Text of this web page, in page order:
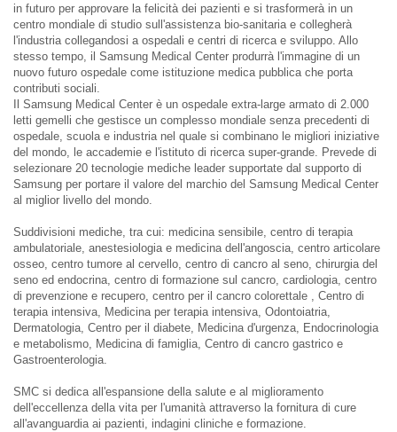
in futuro per approvare la felicità dei pazienti e si trasformerà in un
centro mondiale di studio sull'assistenza bio-sanitaria e collegherà
l'industria collegandosi a ospedali e centri di ricerca e sviluppo. Allo
stesso tempo, il Samsung Medical Center produrrà l'immagine di un
nuovo futuro ospedale come istituzione medica pubblica che porta
contributi sociali.
Il Samsung Medical Center è un ospedale extra-large armato di 2.000
letti gemelli che gestisce un complesso mondiale senza precedenti di
ospedale, scuola e industria nel quale si combinano le migliori iniziative
del mondo, le accademie e l'istituto di ricerca super-grande. Prevede di
selezionare 20 tecnologie mediche leader supportate dal supporto di
Samsung per portare il valore del marchio del Samsung Medical Center
al miglior livello del mondo.
Suddivisioni mediche, tra cui: medicina sensibile, centro di terapia
ambulatoriale, anestesiologia e medicina dell'angoscia, centro articolare
osseo, centro tumore al cervello, centro di cancro al seno, chirurgia del
seno ed endocrina, centro di formazione sul cancro, cardiologia, centro
di prevenzione e recupero, centro per il cancro colorettale , Centro di
terapia intensiva, Medicina per terapia intensiva, Odontoiatria,
Dermatologia, Centro per il diabete, Medicina d'urgenza, Endocrinologia
e metabolismo, Medicina di famiglia, Centro di cancro gastrico e
Gastroenterologia.
SMC si dedica all'espansione della salute e al miglioramento
dell'eccellenza della vita per l'umanità attraverso la fornitura di cure
all'avanguardia ai pazienti, indagini cliniche e formazione.